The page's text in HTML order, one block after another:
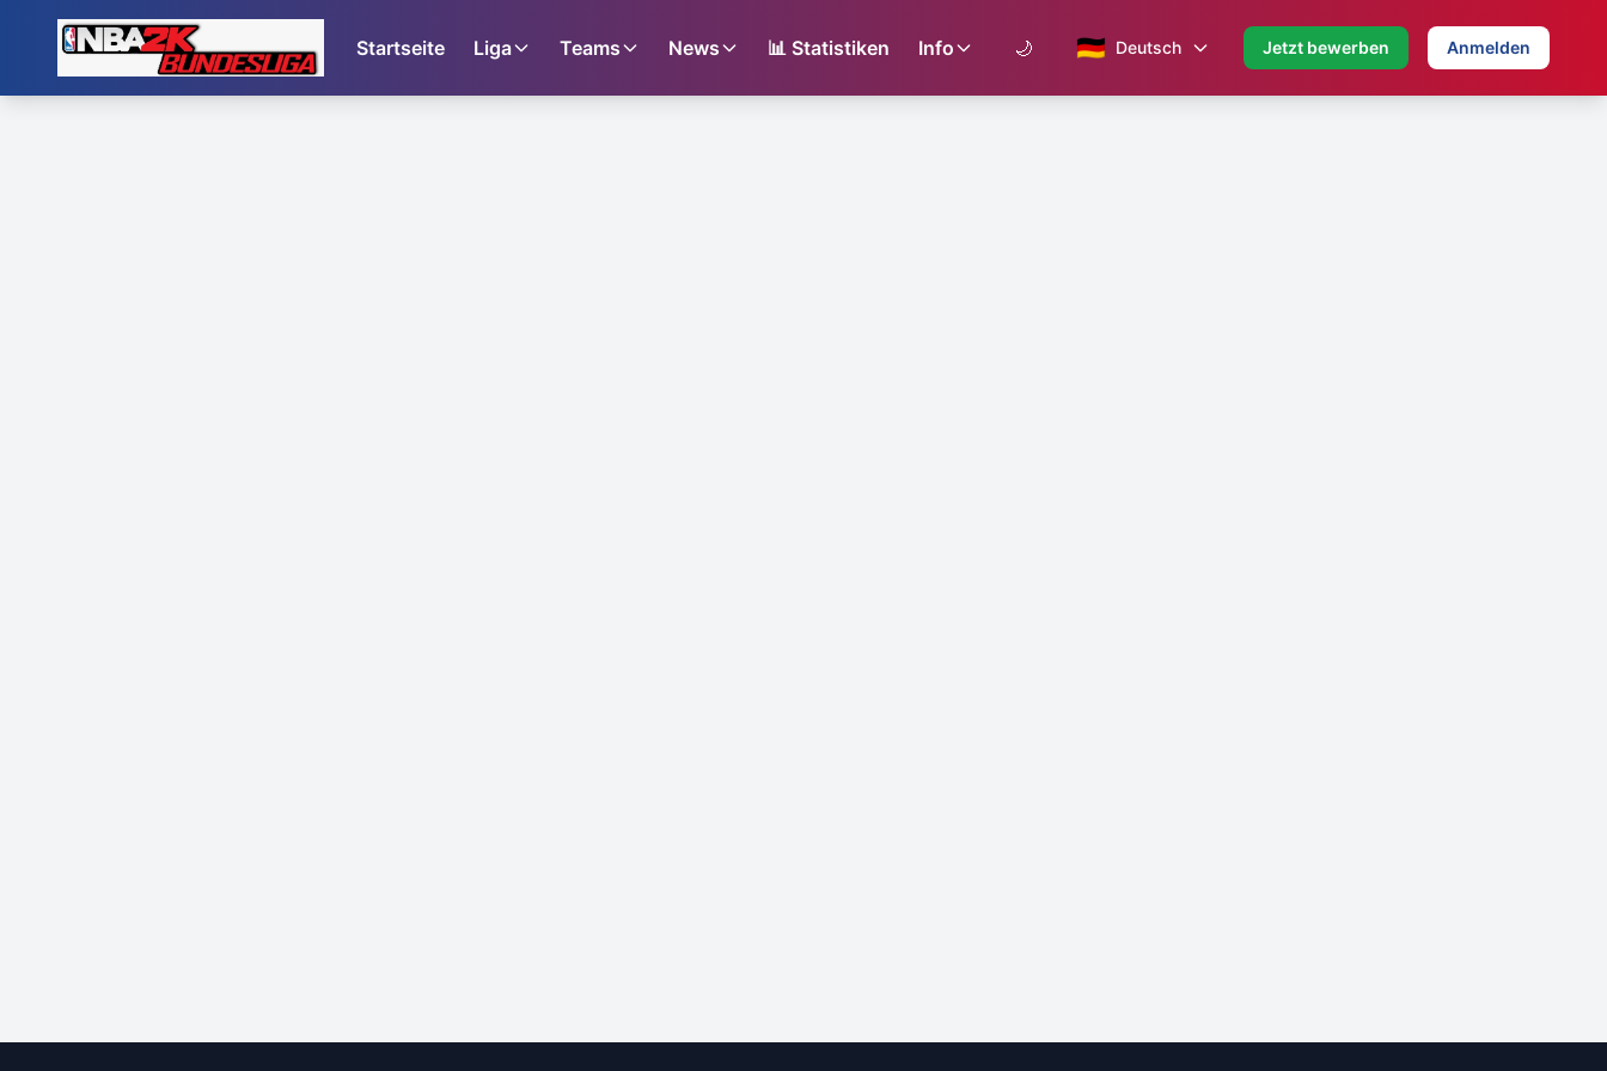
Startseite Liga Teams News 📊 Statistiken Info 🌙 🇩🇪 Deutsch Jetzt bewerben Anmelden